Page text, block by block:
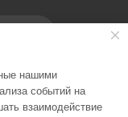
нашими
событий на
взаимодействие